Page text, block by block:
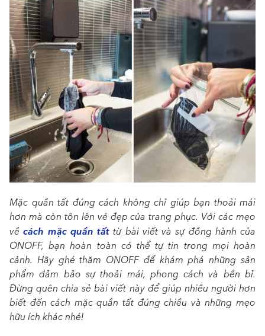
Mặc quần tất đúng cách không chỉ giúp bạn thoải mái
hơn mà còn tôn lên vẻ đẹp của trang phục. Với các mẹo
vềcách mặc quần tất từ bài viết và sự đồng hành của
ONOFF, bạn hoàn toàn có thể tự tin trong mọi hoàn
cảnh. Hãy ghé thăm ONOFF để khám phá những sản
phẩm đảm bảo sự thoải mái, phong cách và bền bỉ.
Đừng quên chia sẻ bài viết này để giúp nhiều người hơn
biết đến cách mặc quần tất đúng chiều và những mẹo
hữu ích khác nhé!